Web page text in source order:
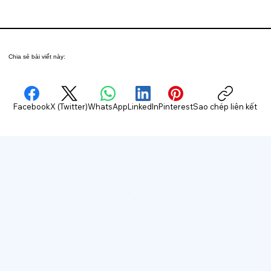
Chia sẻ bài viết này:
FacebookX (Twitter)WhatsAppLinkedInPinterestSao chép liên kết